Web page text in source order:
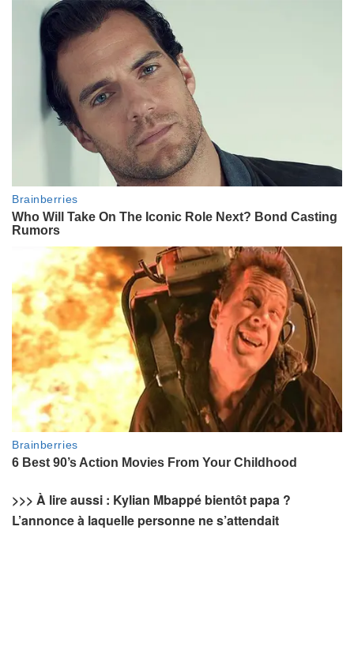
>>> À lire aussi : Kylian Mbappé bientôt papa ?
L’annonce à laquelle personne ne s’attendait